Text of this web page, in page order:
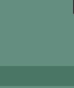
Ενήλικες και